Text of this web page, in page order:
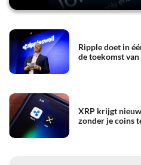
Ripple doet in
de toekomst van
XRP krijgt
zonder je coins